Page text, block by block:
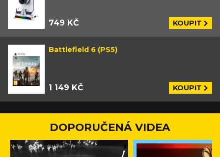
749 KČ KOUPIT
Battlefield 6 (PS5)
1 149 KČ KOUPIT
DOPORUČENÁ VIDEA